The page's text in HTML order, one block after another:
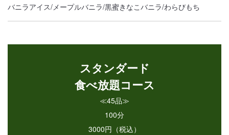
バニラアイス/メープルバニラ/黒蜜きなこバニラ/わらびもち
スタンダード
食べ放題コース
≪45品≫
100分
3000円（税込）